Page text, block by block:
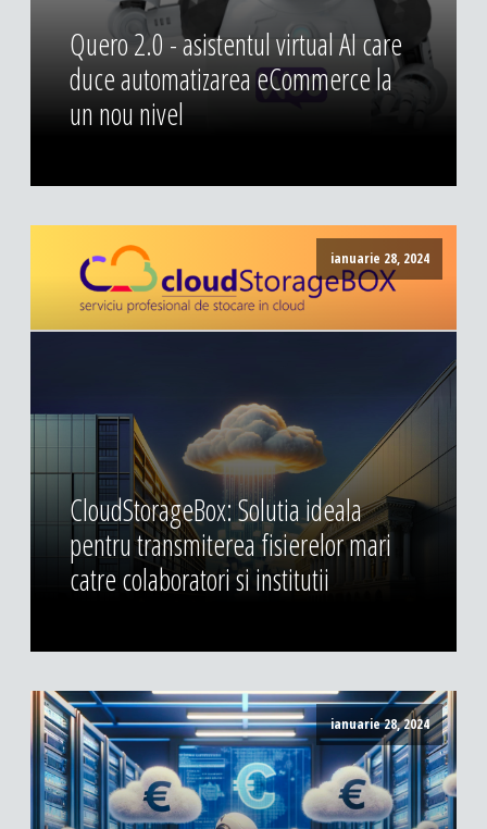
Quero 2.0 - asistentul virtual AI care
duce automatizarea eCommerce la
un nou nivel
ianuarie 28, 2024
CloudStorageBox: Solutia ideala
pentru transmiterea fisierelor mari
catre colaboratori si institutii
ianuarie 28, 2024